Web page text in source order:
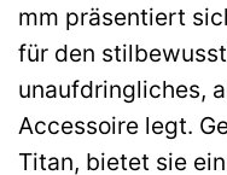
mm präsentiert
für den
unaufdringliches,
Accessoire legt.
Titan, bietet sie